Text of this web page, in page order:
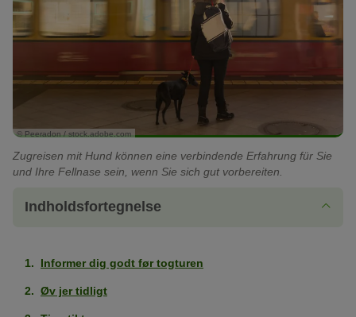
© Peeradon / stock.adobe.com
Zugreisen mit Hund können eine verbindende Erfahrung für Sie
und Ihre Fellnase sein, wenn Sie sich gut vorbereiten.
Indholdsfortegnelse
Informer dig godt før togturen
Øv jer tidligt